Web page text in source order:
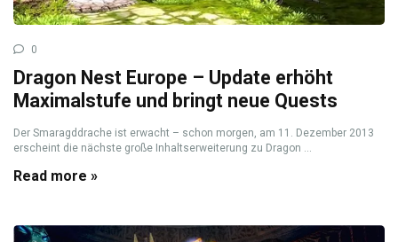
0
Dragon Nest Europe – Update erhöht
Maximalstufe und bringt neue Quests
Der Smaragddrache ist erwacht – schon morgen, am 11. Dezember 2013
erscheint die nächste große Inhaltserweiterung zu Dragon ...
Read more »